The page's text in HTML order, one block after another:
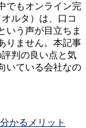
でもオンライン完
ルタ）は、口コ
いう声が目立ちま
りません。本記事
判の良い点と気
いている会社なの
かるメリット